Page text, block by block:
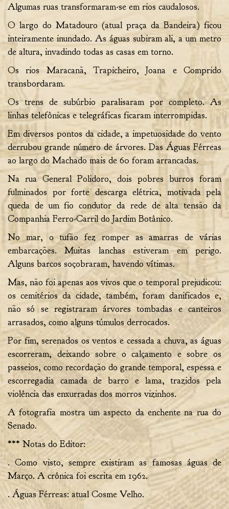
Algumas ruas transformaram-se em rios caudalosos.
O largo do Matadouro (atual praça da Bandeira) ficou
inteiramente inundado. As águas subiram ali, a um metro
de altura, invadindo todas as casas em torno.
Os rios Maracanã, Trapicheiro, Joana e Comprido
transbordaram.
Os trens de subúrbio paralisaram por completo. As
linhas telefônicas e telegráficas ficaram interrompidas.
Em diversos pontos da cidade, a impetuosidade do vento
derrubou grande número de árvores. Das Águas Férreas
ao largo do Machado mais de 60 foram arrancadas.
Na rua General Polidoro, dois pobres burros foram
fulminados por forte descarga elétrica, motivada pela
queda de um fio condutor da rede de alta tensão da
Companhia Ferro-Carril do Jardim Botânico.
No mar, o tufão fez romper as amarras de várias
embarcações. Muitas lanchas estiveram em perigo.
Alguns barcos soçobraram, havendo vítimas.
Mas, não foi apenas aos vivos que o temporal prejudicou:
os cemitérios da cidade, também, foram danificados e,
não só se registraram árvores tombadas e canteiros
arrasados, como alguns túmulos derrocados.
Por fim, serenados os ventos e cessada a chuva, as águas
escorreram, deixando sobre o calçamento e sobre os
passeios, como recordação do grande temporal, espessa e
escorregadia camada de barro e lama, trazidos pela
violência das enxurradas dos morros vizinhos.
A fotografia mostra um aspecto da enchente na rua do
Senado.
*** Notas do Editor:
. Como visto, sempre existiram as famosas águas de
Março. A crônica foi escrita em 1962.
. Águas Férreas: atual Cosme Velho.